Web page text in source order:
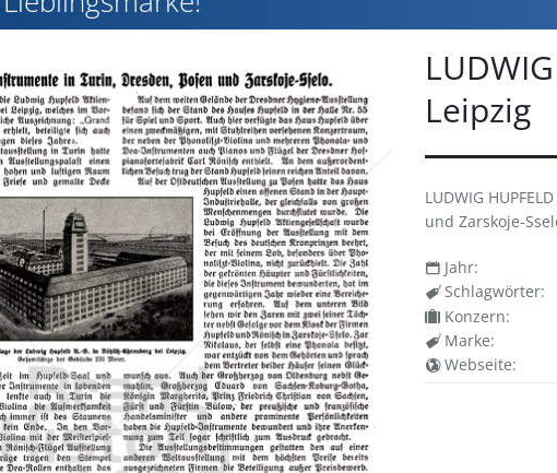
Leipzig
LUDWIG
und Zarskoje-
Jahr:
Schlagwörter:
Konzern:
Marke:
Webseite: